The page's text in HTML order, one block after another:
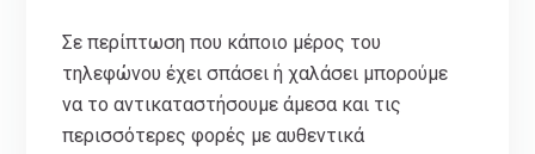
Σε περίπτωση που κάποιο μέρος του
τηλεφώνου έχει σπάσει ή χαλάσει μπορούμε
να το αντικαταστήσουμε άμεσα και τις
περισσότερες φορές με αυθεντικά